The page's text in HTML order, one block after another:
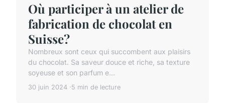
Où participer à un atelier de
fabrication de chocolat en
Suisse?
Nombreux sont ceux qui succombent aux plaisirs
du chocolat. Sa saveur douce et riche, sa texture
soyeuse et son parfum e...
30 juin 2024 5 min de lecture